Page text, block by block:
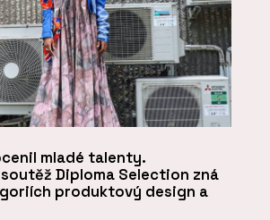
mladé talenty.
Diploma Selection zná
produktový design a